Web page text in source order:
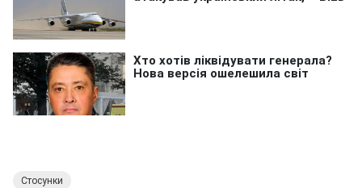
Стосунки